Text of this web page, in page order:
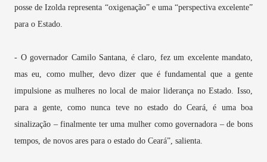
posse de Izolda representa “oxigenação” e uma “perspectiva excelente”
para o Estado.
- O governador Camilo Santana, é claro, fez um excelente mandato,
mas eu, como mulher, devo dizer que é fundamental que a gente
impulsione as mulheres no local de maior liderança no Estado. Isso,
para a gente, como nunca teve no estado do Ceará, é uma boa
sinalização – finalmente ter uma mulher como governadora – de bons
tempos, de novos ares para o estado do Ceará”, salienta.